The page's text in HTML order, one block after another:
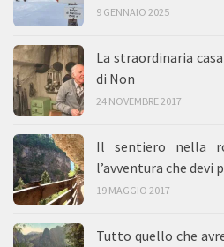
9 GENNAIO 2025
La straordinaria
di Non
24 NOVEMBRE 2017
Il sentiero nella
l’avventura che devi
19 MAGGIO 2017
Tutto quello che